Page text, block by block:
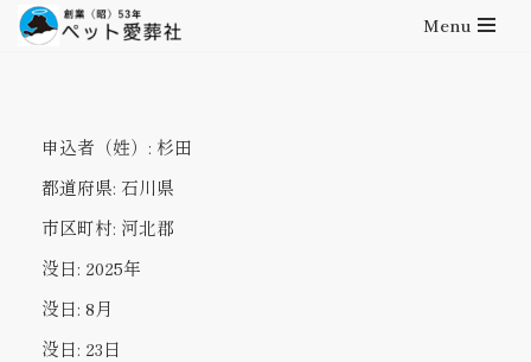
Menu
申込者（姓）: 杉田
都道府県: 石川県
市区町村: 河北郡
没日: 2025年
没日: 8月
没日: 23日